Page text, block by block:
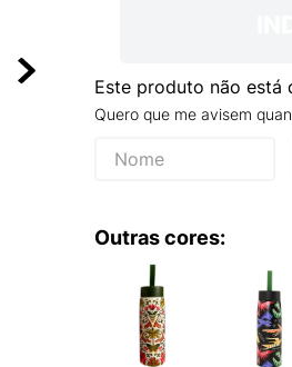
Este produto não está
Quero que me avisem
Outras cores: